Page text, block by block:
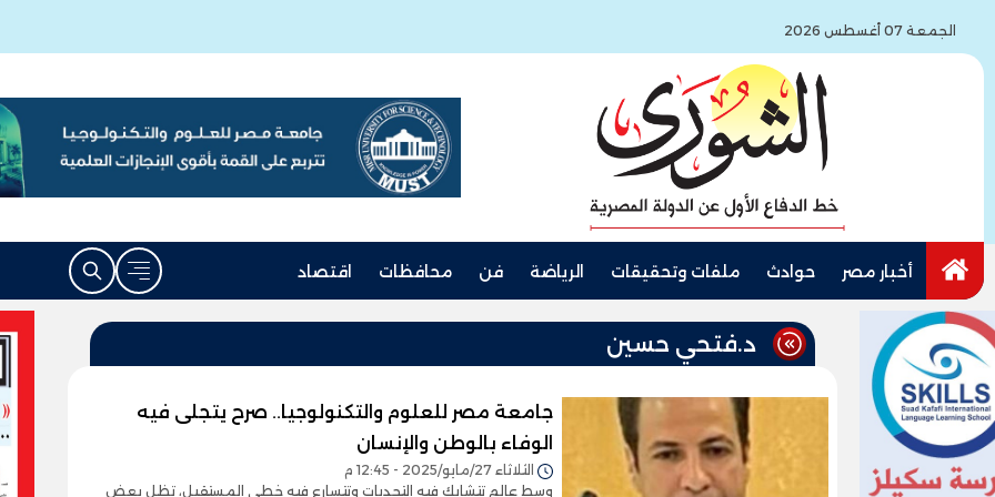
الجمعة 07 أغسطس 2026
أخبار مصر حوادث ملفات وتحقيقات الرياضة فن محافظات اقتصاد
د.فتحي حسين
جامعة مصر للعلوم والتكنولوجيا.. صرح يتجلى فيه
الوفاء بالوطن والإنسان
الثلاثاء 27/مايو/2025 - 12:45 م
وسط عالم تتشابك فيه التحديات وتتسارع فيه خطى المستقبل، تظل بعض